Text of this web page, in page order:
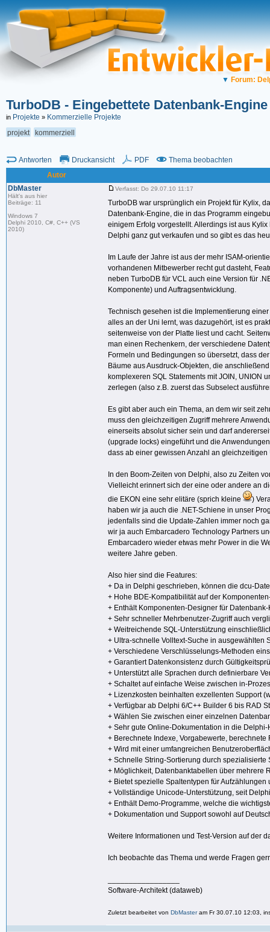
▼ Forum:
TurboDB - Eingebettete Datenbank-
in Projekte » Kommerzielle Projekte
projekt
kommerziell
Antworten Druckansicht PDF
Thema beobachten
Autor
DbMaster
Hält's aus hier
Beiträge: 11
Windows 7
Delphi 2010, C#, C++ (VS
2010)
Verfasst: Do 29.07.10 11:17
TurboDB war ursprünglich ein Projekt für Kylix,
Datenbank-Engine, die in das Programm
einigem Erfolg vorgestellt. Allerdings ist aus
Delphi ganz gut verkaufen und so gibt es das
Im Laufe der Jahre ist aus der mehr ISAM-
vorhandenen Mitbewerber recht gut dasteht,
neben TurboDB für VCL auch eine Version für
Komponente) und Auftragsentwicklung.
Technisch gesehen ist die Implementierung
alles an der Uni lernt, was dazugehört, ist es
seitenweise von der Platte liest und cacht.
man einen Rechenkern, der verschiedene
Formeln und Bedingungen so übersetzt, dass
Bäume aus Ausdruck-Objekten, die
komplexeren SQL Statements mit JOIN, UNION
zerlegen (also z.B. zuerst das Subselect
Es gibt aber auch ein Thema, an dem wir seit
muss den gleichzeitigen Zugriff mehrere
einerseits absolut sicher sein und darf
(upgrade locks) eingeführt und die
dass ab einer gewissen Anzahl an
In den Boom-Zeiten von Delphi, also zu Zeiten
Vielleicht erinnert sich der eine oder andere an
die EKON eine sehr elitäre (sprich kleine
)
haben wir ja auch die .NET-Schiene in unser
jedenfalls sind die Update-Zahlen immer noch
wir ja auch Embarcadero Technology Partners
Embarcadero wieder etwas mehr Power in die
weitere Jahre geben.
Also hier sind die Features:
+ Da in Delphi geschrieben, können die dcu-
+ Hohe BDE-Kompatibilität auf der
+ Enthält Komponenten-Designer für
+ Sehr schneller Mehrbenutzer-Zugriff auch
+ Weitreichende SQL-Unterstützung
+ Ultra-schnelle Volltext-Suche in ausgewählten
+ Verschiedene Verschlüsselungs-Methoden
+ Garantiert Datenkonsistenz durch
+ Unterstützt alle Sprachen durch definierbare
+ Schaltet auf einfache Weise zwischen in-
+ Lizenzkosten beinhalten exzellenten Support
+ Verfügbar ab Delphi 6/C++ Builder 6 bis RAD
+ Wählen Sie zwischen einer einzelnen
+ Sehr gute Online-Dokumentation in die Delphi-
+ Berechnete Indexe, Vorgabewerte, berechnete
+ Wird mit einer umfangreichen
+ Schnelle String-Sortierung durch spezialisierte
+ Möglichkeit, Datenbanktabellen über mehrere
+ Bietet spezielle Spaltentypen für
+ Vollständige Unicode-Unterstützung, seit
+ Enthält Demo-Programme, welche die
+ Dokumentation und Support sowohl auf
Weitere Informationen und Test-Version auf der
Ich beobachte das Thema und werde Fragen
Software-Architekt (dataweb)
Zuletzt bearbeitet von DbMasteram Fr 30.07.10 12:03,